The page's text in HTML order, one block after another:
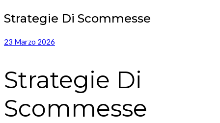
Strategie Di Scommesse
23 Marzo 2026
Strategie Di
Scommesse